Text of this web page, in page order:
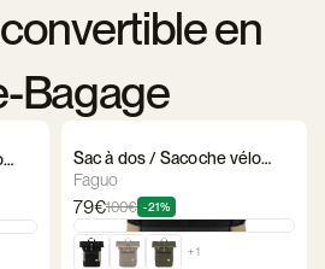
en
Bagage
Sac à dos / Sacoche vélo
Faguo - Cycling Medium
Faguo
79€100€ -21%
+ 1